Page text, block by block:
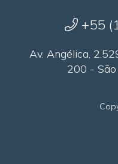
+55
Av. Angélica,
200 -